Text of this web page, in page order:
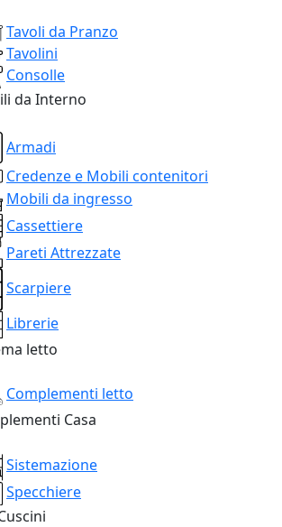
Tavoli da Pranzo
Tavolini
Consolle
da Interno
Armadi
Credenze e Mobili contenitori
Mobili da ingresso
Cassettiere
Pareti Attrezzate
Scarpiere
Librerie
letto
Complementi letto
Casa
Sistemazione
Specchiere